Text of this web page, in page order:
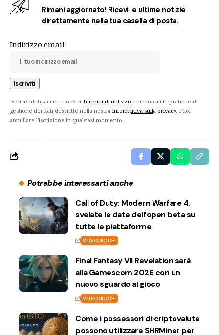
Rimani aggiornato! Ricevi le ultime notizie
direttamente nella tua casella di posta.
Indirizzo email:
Iscrivendoti, accetti i nostri Termini di utilizzo e riconosci le pratiche di
gestione dei dati descritte nella nostra Informativa sulla privacy. Puoi
annullare l'iscrizione in qualsiasi momento.
Potrebbe interessarti anche
Call of Duty: Modern Warfare 4,
svelate le date dell’open beta su
tutte le piattaforme
VIDEOGIOCHI
Final Fantasy VII Revelation sarà
alla Gamescom 2026 con un
nuovo sguardo al gioco
VIDEOGIOCHI
Come i possessori di criptovalute
possono utilizzare SHRMiner per